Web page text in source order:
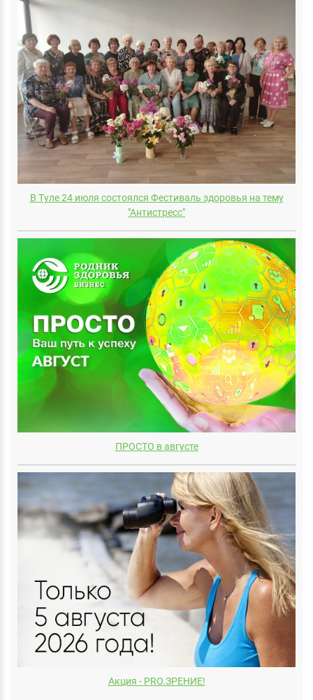
В Туле 24 июля состоялся Фестиваль здоровья на тему
"Антистресс"
ПРОСТО в августе
Акция - PRO.ЗРЕНИЕ!